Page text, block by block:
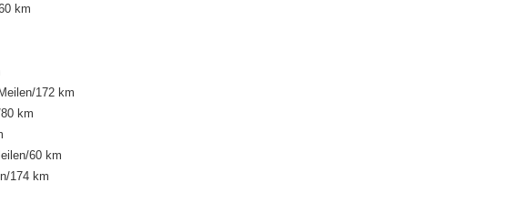
km
172 km
km
60 km
174 km